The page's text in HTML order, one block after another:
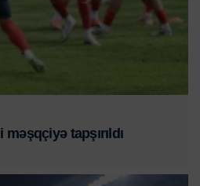
tapşırıldı